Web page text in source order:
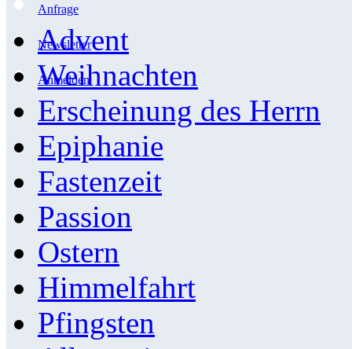
Anfrage
Newsletter
Anmelden
Advent
Weihnachten
Erscheinung des Herrn
Epiphanie
Fastenzeit
Passion
Ostern
Himmelfahrt
Pfingsten